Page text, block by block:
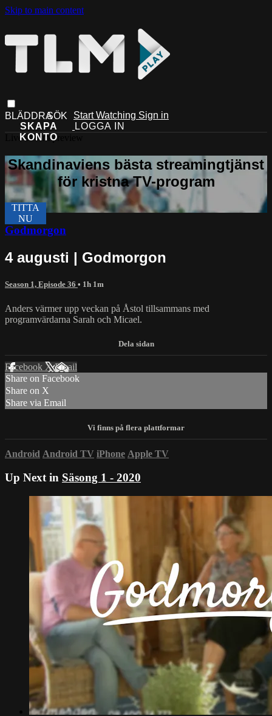
Skip to main content
Start Watching Sign in
Live stream preview
Godmorgon
4 augusti | Godmorgon
Season 1, Episode 36 • 1h 1m
Anders värmer upp veckan på Åstol tillsammans med
programvärdarna Sarah och Micael.
Facebook XEmail
Share on Facebook
Share on X
Share via Email
Android Android TV iPhone Apple TV
Up Next in Säsong 1 - 2020